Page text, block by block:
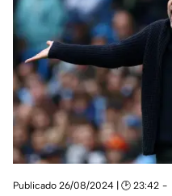
Publicado 26/08/2024 | 🕑 23:42